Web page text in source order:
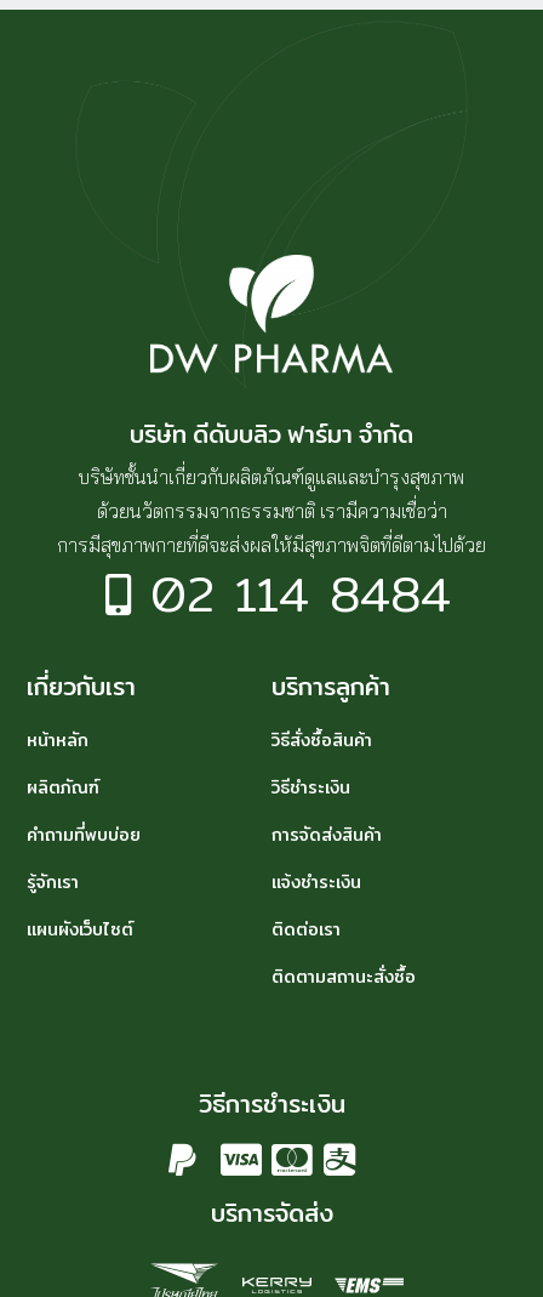
บริษัท ดีดับบลิว ฟาร์มา จำกัด
บริษัทชั้นนำเกี่ยวกับผลิตภัณฑ์ดูแลและบำรุงสุขภาพ
ด้วยนวัตกรรมจากธรรมชาติ เรามีความเชื่อว่า
การมีสุขภาพกายที่ดีจะส่งผลให้มีสุขภาพจิตที่ดีตามไปด้วย
02 114 8484
เกี่ยวกับเรา
หน้าหลัก
ผลิตภัณฑ์
คำถามที่พบบ่อย
รู้จักเรา
แผนผังเว็บไซต์
บริการลูกค้า
วิธีสั่งซื้อสินค้า
วิธีชำระเงิน
การจัดส่งสินค้า
แจ้งชำระเงิน
ติดต่อเรา
ติดตามสถานะสั่งซื้อ
วิธีการชำระเงิน
บริการจัดส่ง